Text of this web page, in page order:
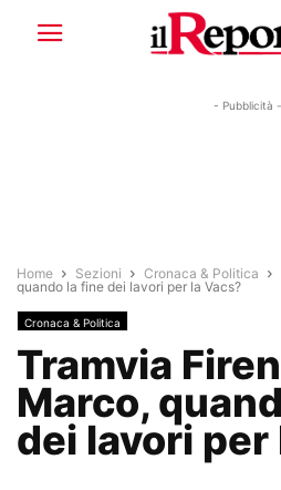
- Pubblicità -
Home Sezioni Cronaca & Politica
quando la fine dei lavori per la Vacs?
Cronaca & Politica
Tramvia
Marco,
dei lavori per